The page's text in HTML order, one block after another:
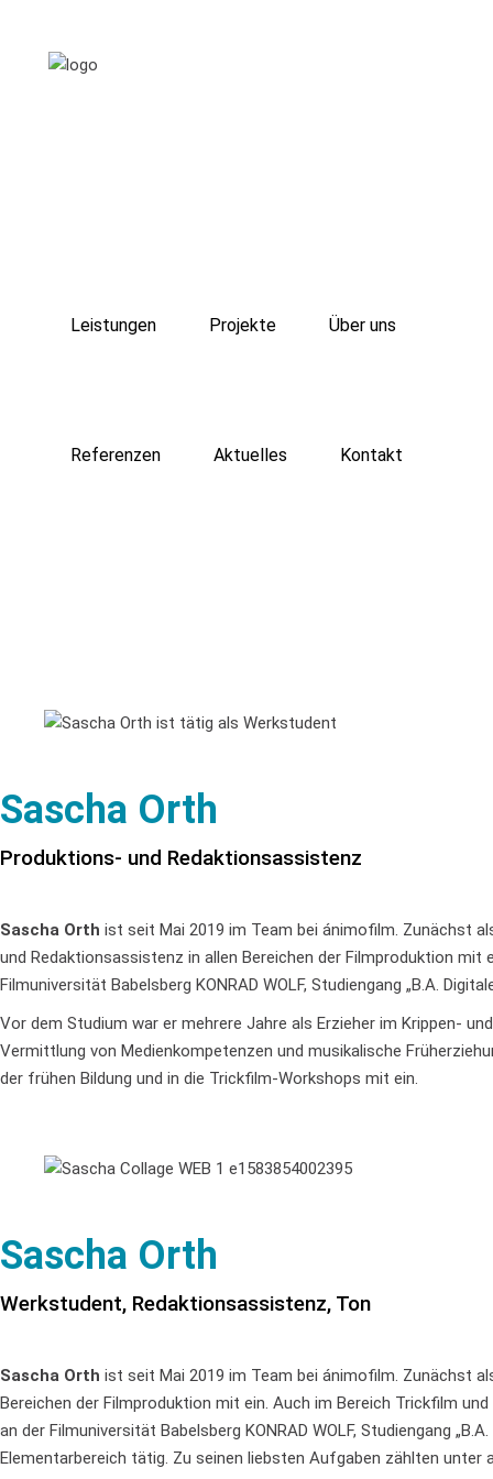
Leistungen Projekte Über uns
Referenzen Aktuelles Kontakt
Sascha Orth
Produktions- und Redaktionsassistenz
Sascha Orth ist seit Mai 2019 im Team bei ánimofilm. Zunächst
und Redaktionsassistenz in allen Bereichen der Filmproduktion
Filmuniversität Babelsberg KONRAD WOLF, Studiengang „B.A.
Vor dem Studium war er mehrere Jahre als Erzieher im Krippen-
Vermittlung von Medienkompetenzen und musikalische
der frühen Bildung und in die Trickfilm-Workshops mit ein.
Sascha Orth
Werkstudent, Redaktionsassistenz, Ton
Sascha Orth ist seit Mai 2019 im Team bei ánimofilm. Zunächst
Bereichen der Filmproduktion mit ein. Auch im Bereich Trickfilm
an der Filmuniversität Babelsberg KONRAD WOLF, Studiengang
Elementarbereich tätig. Zu seinen liebsten Aufgaben zählten unter